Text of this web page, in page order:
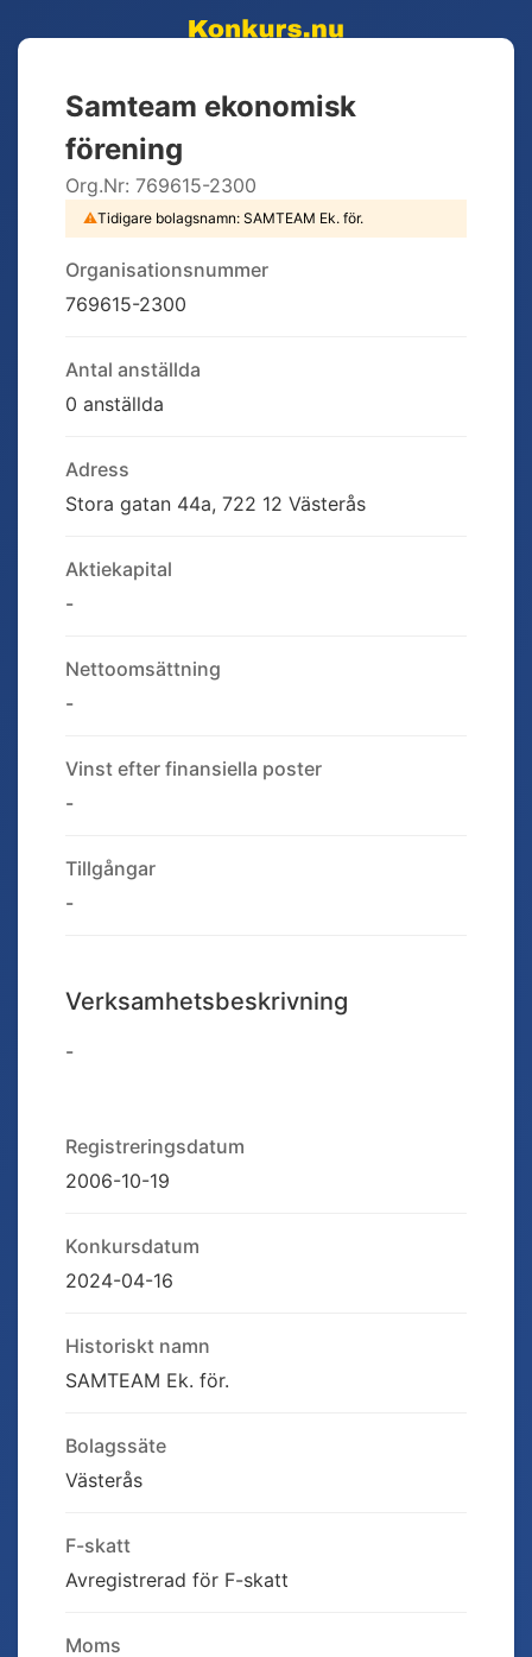
Samteam ekonomisk
förening
Org.Nr: 769615-2300
⚠Tidigare bolagsnamn: SAMTEAM Ek. för.
Organisationsnummer
769615-2300
Antal anställda
0 anställda
Adress
Stora gatan 44a, 722 12 Västerås
Aktiekapital
-
Nettoomsättning
-
Vinst efter finansiella poster
-
Tillgångar
-
Verksamhetsbeskrivning
-
Registreringsdatum
2006-10-19
Konkursdatum
2024-04-16
Historiskt namn
SAMTEAM Ek. för.
Bolagssäte
Västerås
F-skatt
Avregistrerad för F-skatt
Moms